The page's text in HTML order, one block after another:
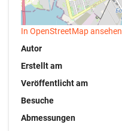
In OpenStreetMap ansehen
Autor
Erstellt am
Veröffentlicht am
Besuche
Abmessungen